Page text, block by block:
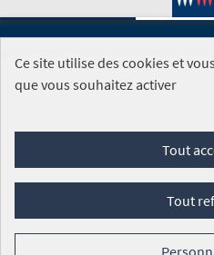
SITE DE
Foire aux
Conditions générales
Mentions légales
Ce site utilise des cookies et
que vous souhaitez activer
Tout
Tout